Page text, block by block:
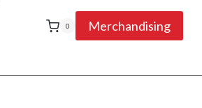
0 Merchandising